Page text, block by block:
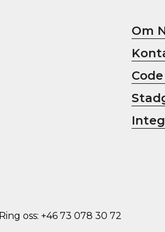
Om
Ring oss: +46 73 078 30 72